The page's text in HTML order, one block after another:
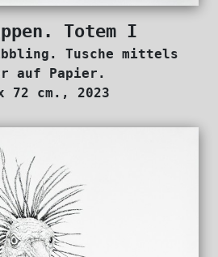
Totem I
Tusche mittels
auf Papier.
72 cm., 2023